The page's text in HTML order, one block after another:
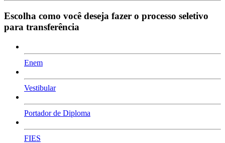
Escolha como você deseja fazer o processo seletivo
para transferência
Enem
Vestibular
Portador de Diploma
FIES